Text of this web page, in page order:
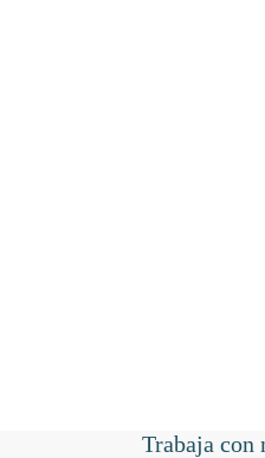
Trabaja con